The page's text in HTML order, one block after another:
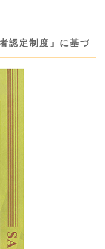
認定制度」に基づ